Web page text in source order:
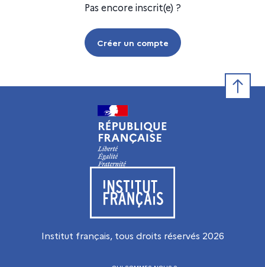
Pas encore inscrit(e) ?
Créer un compte
Visiter le site de l’Institut français
Institut français, tous droits réservés 2026